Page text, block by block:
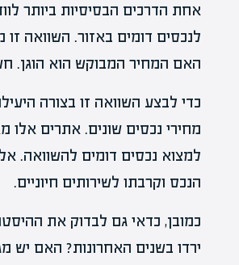
אחת הדרכים הבסיסיות ביותר
לנכסים דומים באזור. השוואה
האם המחיר המבוקש הוא הוגן.
כדי לבצע השוואה זו בצורה
מחירי נכסים שונים. אתרים אלו
למצוא נכסים דומים להשוואה.
הנכס וקרבתו לשירותים חיוניים.
כמובן, כדאי גם לבדוק את
ירדו בשנים האחרונות? האם יש